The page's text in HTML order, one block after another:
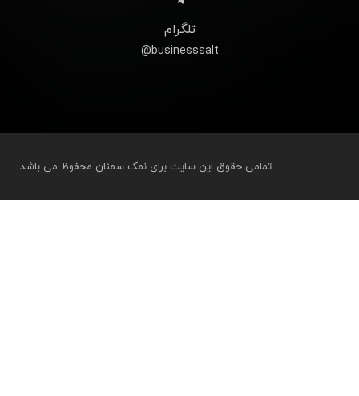
تلگرام
businesssalt@
تمامی حقوق این سایت برای نمک سمنان محفوظ می باشد.